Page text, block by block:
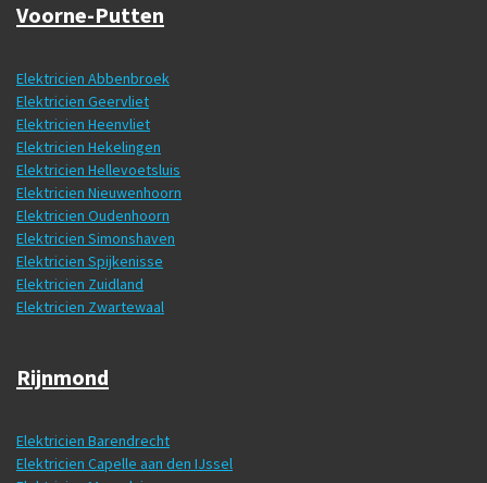
Voorne-Putten
Elektricien Abbenbroek
Elektricien Geervliet
Elektricien Heenvliet
Elektricien Hekelingen
Elektricien Hellevoetsluis
Elektricien Nieuwenhoorn
Elektricien Oudenhoorn
Elektricien Simonshaven
Elektricien Spijkenisse
Elektricien Zuidland
Elektricien Zwartewaal
Rijnmond
Elektricien Barendrecht
Elektricien Capelle aan den IJssel